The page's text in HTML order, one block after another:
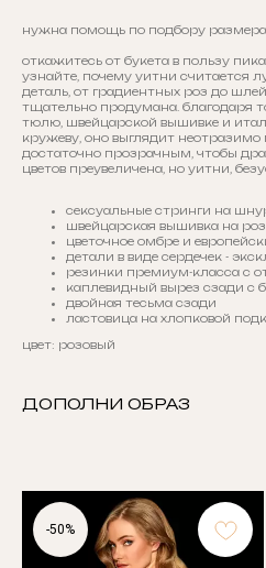
нужна помощь по подбору
откажитесь от букета в пользу
узнайте, почему уитни считается
деталь, от градиентных роз до
тщательно продумана. благодаря
тюлю, швейцарской вышивке и
кружеву, оно выглядит
достаточно прозрачным, чтобы
цветов преувеличена, но уитни,
сексуальные стринги на
швейцарская вышивка на
цветочное омбре и
детали в виде сердечек -
резинки премиум-класса с
каплевидный вырез сзади
двойная тесьма сзади
ластовица на хлопковой
цвет: розовый
ДОПОЛНИ ОБРАЗ
-50%